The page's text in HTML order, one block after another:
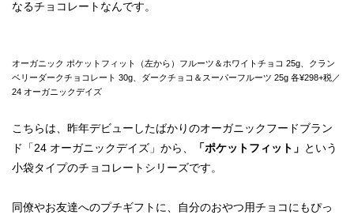
なるチョコレートなんです。
オーガニック ポケットフィット（左から）フルーツ＆ホワイトチョコ 25g、クラン
ベリーダークチョコレート 30g、ダークチョコ＆スーパーフルーツ 25g 各¥298+税／
24 オーガニックデイズ
こちらは、昨年デビューしたばかりのオーガニックフードブラン
ド「24 オーガニックデイズ」から、
「ポケットフィット」 という
小袋タイプのチョコレートシリーズです。
同僚やお友達へのプチギフトに、自分のおやつ用チョコにもぴっ